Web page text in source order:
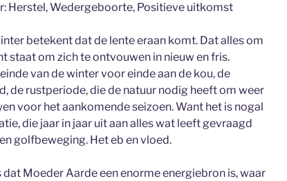
Herstel, Wedergeboorte, Positieve uitkomst
betekent dat de lente eraan komt. Dat alles om
staat om zich te ontvouwen in nieuw en fris.
van de winter voor einde aan de kou, de
de rustperiode, die de natuur nodig heeft om weer
voor het aankomende seizoen. Want het is nogal
die jaar in jaar uit aan alles wat leeft gevraagd
golfbeweging. Het eb en vloed.
Moeder Aarde een enorme energiebron is, waar